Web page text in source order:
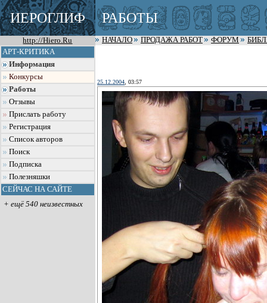
ИЕРОГЛИФ РАБОТЫ
http://Hiero.Ru НАЧАЛО ПРОДАЖА РАБОТ ФОРУМ
АРТ-КРИТИКА
Информация
Конкурсы
Работы
Отзывы
Прислать работу
Регистрация
Список авторов
Поиск
Подписка
Полезняшки
СЕЙЧАС НА САЙТЕ
+ ещё 540 неизвестных
25.12.2004 , 03:57